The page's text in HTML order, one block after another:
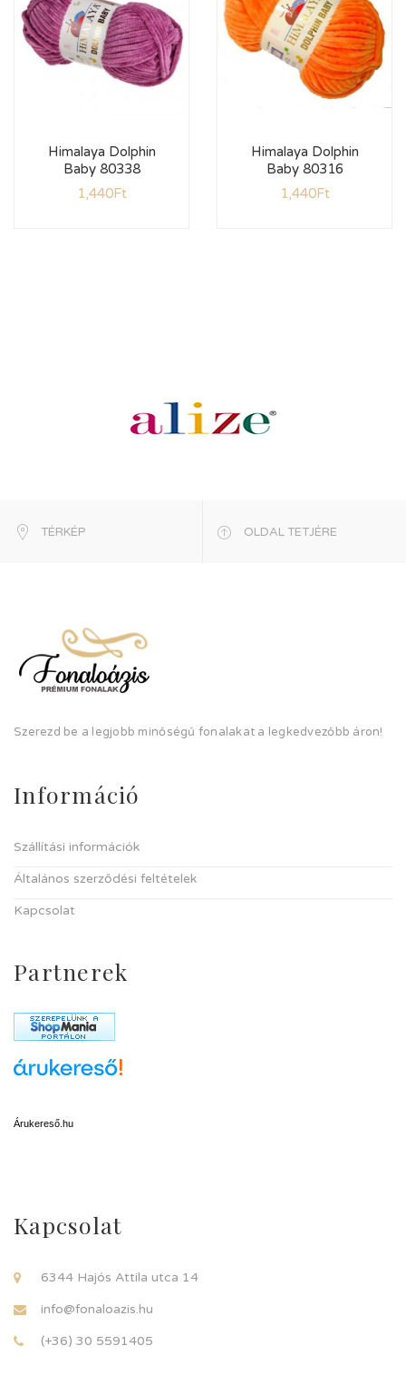
Himalaya Dolphin
Baby 80338
1,440Ft
Himalaya Dolphin
Baby 80316
1,440Ft
TÉRKÉP OLDAL TETJÉRE
Szerezd be a legjobb minőségű fonalakat a legkedvezőbb áron!
Információ
Szállítási információk
Általános szerződési feltételek
Kapcsolat
Partnerek
Árukereső.hu
Kapcsolat
6344 Hajós Attila utca 14
info@fonaloazis.hu
(+36) 30 5591405